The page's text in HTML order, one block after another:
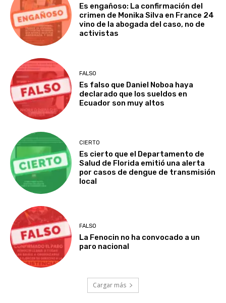
Es engañoso: La confirmación del
crimen de Monika Silva en France 24
vino de la abogada del caso, no de
activistas
FALSO
Es falso que Daniel Noboa haya
declarado que los sueldos en
Ecuador son muy altos
CIERTO
Es cierto que el Departamento de
Salud de Florida emitió una alerta
por casos de dengue de transmisión
local
FALSO
La Fenocin no ha convocado a un
paro nacional
Cargar más